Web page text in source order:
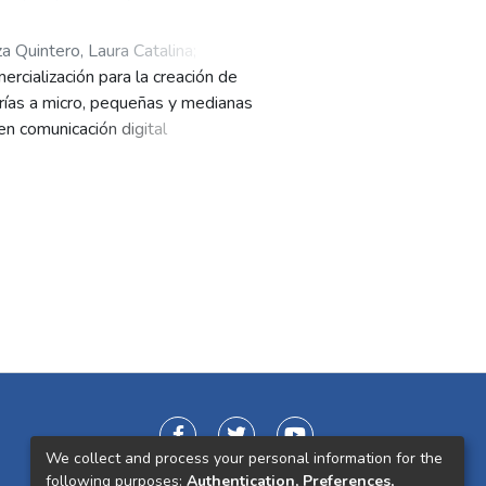
Quintero, Laura Catalina
para la creación de
a micro, pequeñas y medianas
comunicación digital
tendencias del mercado
We collect and process your personal information for the
following purposes: Authentication, Preferences,